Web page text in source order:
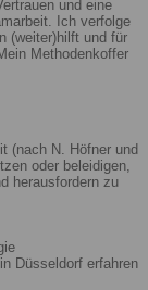
und eine
Ich verfolge
(weiter)hilft und für
Methodenkoffer
(nach N. Höfner und
oder beleidigen,
herausfordern zu
Düsseldorf erfahren